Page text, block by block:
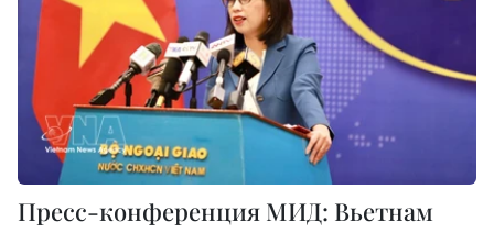
Пресс-конференция МИД: Вьетнам